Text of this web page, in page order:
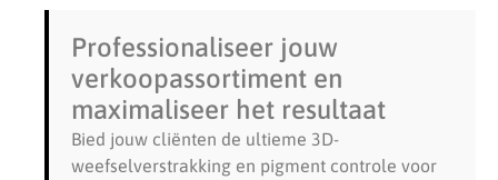
Professionaliseer jouw
verkoopassortiment en
maximaliseer het resultaat
Bied jouw cliënten de ultieme 3D-
weefselverstrakking en pigment controle voor